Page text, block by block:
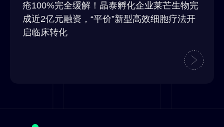
疮100%完全缓解！晶泰孵化企业莱芒生物完
成近2亿元融资，“平价”新型高效细胞疗法开
启临床转化